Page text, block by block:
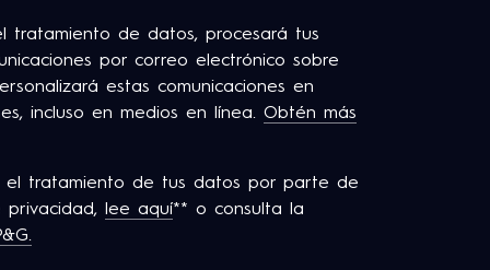
tratamiento de datos, procesará tus
por correo electrónico sobre
estas comunicaciones en
incluso en medios en línea. Obtén más
el tratamiento de tus datos por parte de
lee aquí** o consulta la